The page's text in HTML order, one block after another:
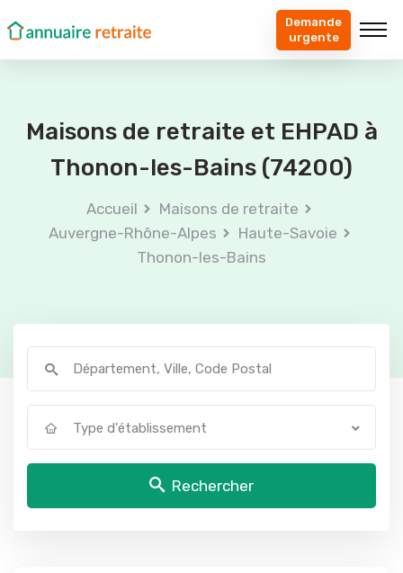
Demande
urgente
Maisons de retraite et EHPAD à
Thonon-les-Bains (74200)
Accueil
Maisons de retraite
Auvergne-Rhône-Alpes
Haute-Savoie
Thonon-les-Bains
Type d'établissement
Rechercher